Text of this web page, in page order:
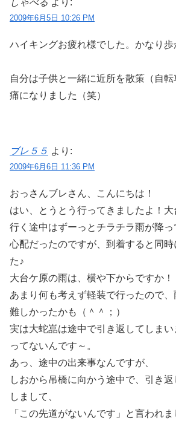
2009年6月5日 10:26 PM
ハイキングお疲れ様でした。かなり歩
自分は子供と一緒に近所を散策（自
痛になりました（笑）
ブレ５５ より:
2009年6月6日 11:36 PM
おっさんブレさん、こんにちは！
はい、とうとう行ってきましたよ！大
行く途中はずーっとチラチラ雨が降っ
心配だったのですが、到着すると同
た♪
大台ケ原の雨は、横や下からですか！
あまり何も考えず軽装で行ったので
難しかったかも（＾＾；）
実は大蛇嵓は途中で引き返してしま
ってないんです～。
あっ、途中の出来事なんですが、
しおから吊橋に向かう途中で、引き
しまして、
「この先道がないんです」と言われま